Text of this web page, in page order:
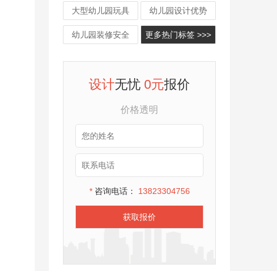
大型幼儿园玩具 幼儿园设计优势
幼儿园装修安全 更多热门标签 >>>
设计无忧0元报价
价格透明
*咨询电话： 13823304756
获取报价